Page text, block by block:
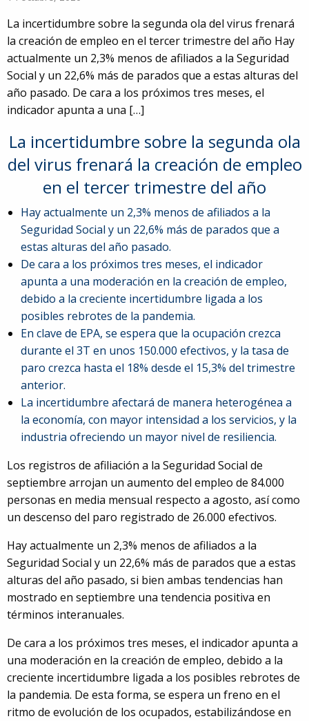
5980674
La incertidumbre sobre la segunda ola del virus frenará
la creación de empleo en el tercer trimestre del año Hay
actualmente un 2,3% menos de afiliados a la Seguridad
Social y un 22,6% más de parados que a estas alturas del
año pasado. De cara a los próximos tres meses, el
indicador apunta a una […]
La incertidumbre sobre la segunda ola
del virus frenará la creación de empleo
en el tercer trimestre del año
Hay actualmente un 2,3% menos de afiliados a la
Seguridad Social y un 22,6% más de parados que a
estas alturas del año pasado.
De cara a los próximos tres meses, el indicador
apunta a una moderación en la creación de empleo,
debido a la creciente incertidumbre ligada a los
posibles rebrotes de la pandemia.
En clave de EPA, se espera que la ocupación crezca
durante el 3T en unos 150.000 efectivos, y la tasa de
paro crezca hasta el 18% desde el 15,3% del trimestre
anterior.
La incertidumbre afectará de manera heterogénea a
la economía, con mayor intensidad a los servicios, y la
industria ofreciendo un mayor nivel de resiliencia.
Los registros de afiliación a la Seguridad Social de
septiembre arrojan un aumento del empleo de 84.000
personas en media mensual respecto a agosto, así como
un descenso del paro registrado de 26.000 efectivos.
Hay actualmente un 2,3% menos de afiliados a la
Seguridad Social y un 22,6% más de parados que a estas
alturas del año pasado, si bien ambas tendencias han
mostrado en septiembre una tendencia positiva en
términos interanuales.
De cara a los próximos tres meses, el indicador apunta a
una moderación en la creación de empleo, debido a la
creciente incertidumbre ligada a los posibles rebrotes de
la pandemia. De esta forma, se espera un freno en el
ritmo de evolución de los ocupados, estabilizándose en